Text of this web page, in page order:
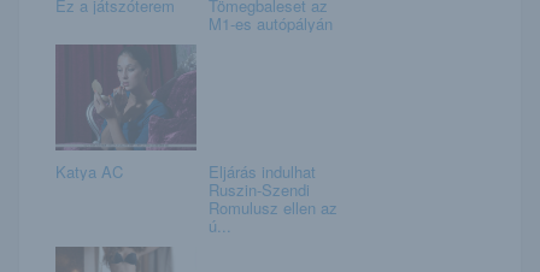
Ez a játszóterem Tömegbaleset az
M1-es autópályán
Katya AC Eljárás indulhat
Ruszin-Szendi
Romulusz ellen az
ú...